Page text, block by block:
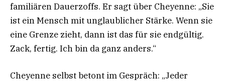
familiären Dauerzoffs. Er sagt über Cheyenne: „Sie
ist ein Mensch mit unglaublicher Stärke. Wenn sie
eine Grenze zieht, dann ist das für sie endgültig.
Zack, fertig. Ich bin da ganz anders.“
Cheyenne selbst betont im Gespräch: „Jeder